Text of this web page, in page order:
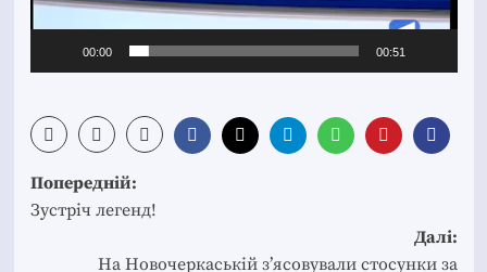
00:00 00:51
Post
navigation
Попередній:
Зустріч легенд!
Далі:
На Новочеркаській з’ясовували стосунки за